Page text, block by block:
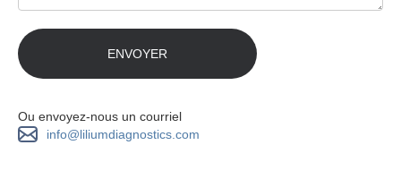
Ou envoyez-nous un courriel
info@liliumdiagnostics.com